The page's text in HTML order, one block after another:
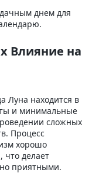
днем для
Влияние на
Луна находится в
и минимальные
сложных
Процесс
хорошо
что делает
приятными.